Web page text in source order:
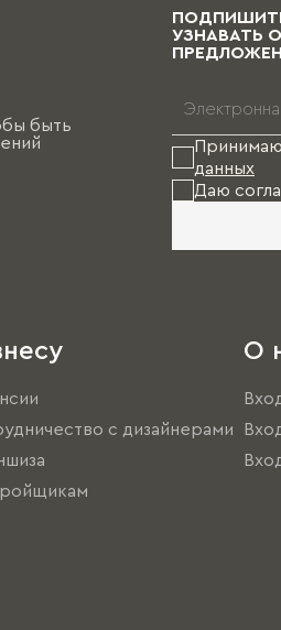
быть
УЗНАВАТЬ
данных
Даю
с дизайнерами
О